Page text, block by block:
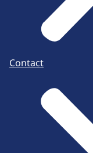
Contact